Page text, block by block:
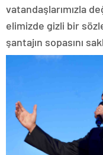
vatandaşlarımızla
elimizde gizli bir
şantajın sopasını